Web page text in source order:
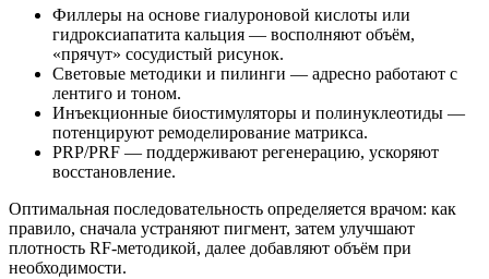
Филлеры на основе гиалуроновой кислоты или
гидроксиапатита кальция — восполняют объём,
«прячут» сосудистый рисунок.
Световые методики и пилинги — адресно работают с
лентиго и тоном.
Инъекционные биостимуляторы и полинуклеотиды —
потенцируют ремоделирование матрикса.
PRP/PRF — поддерживают регенерацию, ускоряют
восстановление.
Оптимальная последовательность определяется врачом: как
правило, сначала устраняют пигмент, затем улучшают
плотность RF‑методикой, далее добавляют объём при
необходимости.